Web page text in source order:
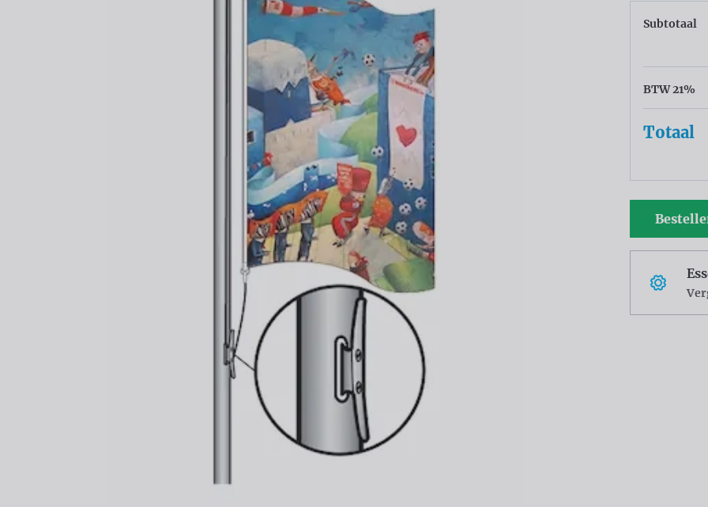
Subtotaal
BTW 21%
Totaal